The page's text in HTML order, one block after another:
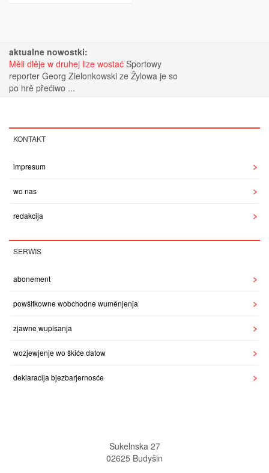
aktualne nowostki:
Měli dlěje w druhej lize wostać Sportowy
reporter Georg Zielonkowski ze Žylowa je so
po hrě přećiwo ...
KONTAKT
impresum
wo nas
redakcija
SERWIS
abonement
powšitkowne wobchodne wuměnjenja
zjawne wupisanja
wozjewjenje wo škiće datow
deklaracija bjezbarjernosće
Sukelnska 27
02625 Budyšin